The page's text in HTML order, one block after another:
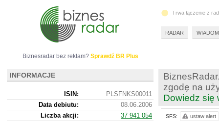
zgodę na
Dowiedz się
SFS: ustaw alert
Biznesradar bez reklam? Sprawdź BR Plus
INFORMACJE
ISIN:
PLSFNKS00011
Data debiutu:
08.06.2006
Liczba akcji:
37 941 054
Trwa łączenie z
RADAR